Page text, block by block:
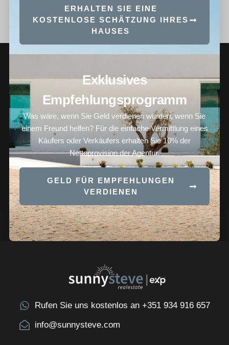
ERHALTEN SIE EINE
KOSTENLOSE SCHÄTZUNG IHRES
HAUSES
Exklusives
Empfehlungsprogramm
Was wäre, wenn Sie Geld verdienen würden, wenn Sie
einem Freund helfen? Für die einfache Vermittlung eines
Käufers oder Verkäufers erhalten Sie 10% der
Nettoprovision der Agentur.
GELD FÜR EMPFEHLUNGEN
VERDIENEN
Rufen Sie uns kostenlos an +351 934 916 657
info@sunnysteve.com